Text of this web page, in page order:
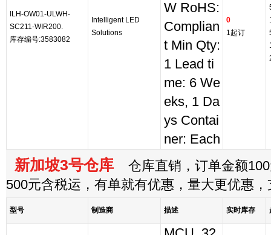
ILH-OW01-ULWH-
SC211-WIR200.
库存编号:3583082
Intelligent LED
Solutions
W RoHS:
Complian
t Min Qty:
1 Lead ti
me: 6 We
eks, 1 Da
ys Contai
ner: Each
0
1起订
新加坡3号仓库 仓库直销，订单金额
500元含税运，有单就有优惠，量大更优惠
型号 制造商 描述 实时库存